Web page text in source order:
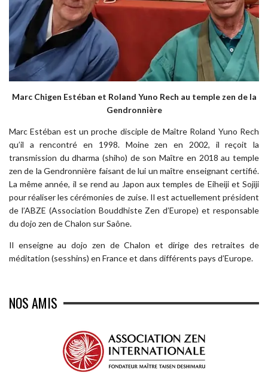
Marc Chigen Estéban et Roland Yuno Rech au temple zen de la
Gendronnière
Marc Estéban est un proche disciple de Maître Roland Yuno Rech
qu’il a rencontré en 1998. Moine zen en 2002, il reçoit la
transmission du dharma (shiho) de son Maître en 2018 au temple
zen de la Gendronnière faisant de lui un maître enseignant certifié.
La même année, il se rend au Japon aux temples de Eiheiji et Sojiji
pour réaliser les cérémonies de zuise. Il est actuellement président
de l’ABZE (Association Bouddhiste Zen d’Europe) et responsable
du dojo zen de Chalon sur Saône.
Il enseigne au dojo zen de Chalon et dirige des retraites de
méditation (sesshins) en France et dans différents pays d’Europe.
NOS AMIS